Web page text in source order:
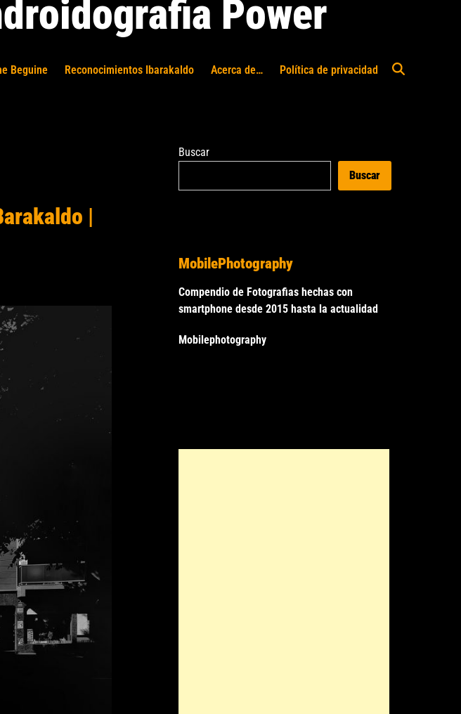
Power
Beguine Reconocimientos Ibarakaldo Acerca de… Política de privacidad
Abrir
|
Buscar
Buscar
MobilePhotography
Compendio de Fotografias hechas con
smartphone desde 2015 hasta la actualidad
Mobilephotography